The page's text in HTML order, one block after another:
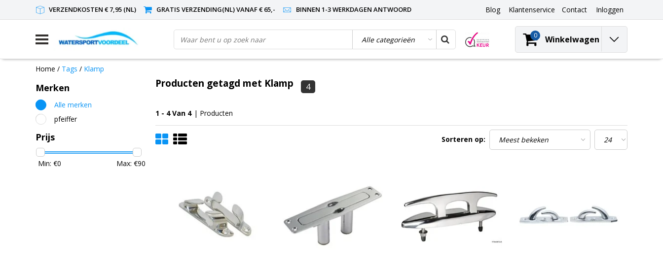
VERZENDKOSTEN € 7,95 (NL) GRATIS VERZENDING(NL) VANAF € 65,- BINNEN 1-3 WERKDAGEN ANTWOORD Blog Klantenservice Contact Inloggen
0 Winkelwagen
Home / Tags / Klamp
Merken
Alle merken
pfeiffer
Prijs
Min: €0 Max: €90
Producten getagd met Klamp 4
1 - 4 Van 4 | Producten
Sorteren op: